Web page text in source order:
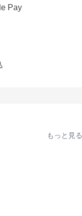
Pay
もっと見る